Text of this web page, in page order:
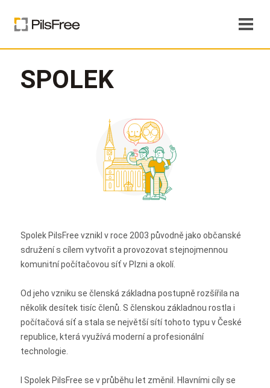
SPOLEK
Spolek PilsFree vznikl v roce 2003 původně jako občanské
sdružení s cílem vytvořit a provozovat stejnojmennou
komunitní počítačovou síť v Plzni a okolí.
Od jeho vzniku se členská základna postupně rozšířila na
několik desítek tisíc členů. S členskou základnou rostla i
počítačová síť a stala se největší sítí tohoto typu v České
republice, která využívá moderní a profesionální
technologie.
I Spolek PilsFree se v průběhu let změnil. Hlavními cíly se